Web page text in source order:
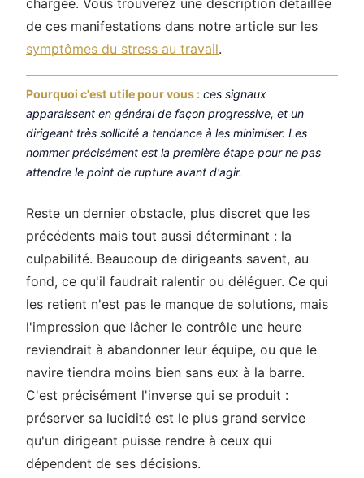
chargée. Vous trouverez une description détaillée
de ces manifestations dans notre article sur les
symptômes du stress au travail.
Pourquoi c'est utile pour vous : ces signaux
apparaissent en général de façon progressive, et un
dirigeant très sollicité a tendance à les minimiser. Les
nommer précisément est la première étape pour ne pas
attendre le point de rupture avant d'agir.
Reste un dernier obstacle, plus discret que les
précédents mais tout aussi déterminant : la
culpabilité. Beaucoup de dirigeants savent, au
fond, ce qu'il faudrait ralentir ou déléguer. Ce qui
les retient n'est pas le manque de solutions, mais
l'impression que lâcher le contrôle une heure
reviendrait à abandonner leur équipe, ou que le
navire tiendra moins bien sans eux à la barre.
C'est précisément l'inverse qui se produit :
préserver sa lucidité est le plus grand service
qu'un dirigeant puisse rendre à ceux qui
dépendent de ses décisions.